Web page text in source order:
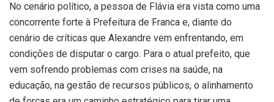
No cenário político, a pessoa de Flávia era vista como uma
concorrente forte à Prefeitura de Franca e, diante do
cenário de críticas que Alexandre vem enfrentando, em
condições de disputar o cargo. Para o atual prefeito, que
vem sofrendo problemas com crises na saúde, na
educação, na gestão de recursos públicos, o alinhamento